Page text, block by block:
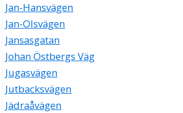
Jan-Hansvägen
Jan-Olsvägen
Jansasgatan
Johan Östbergs Väg
Jugasvägen
Jutbacksvägen
Jädraåvägen